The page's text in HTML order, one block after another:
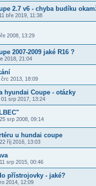
2.7 v6 - chyba budíku
11 bře 2019, 11:38
2008, 13:29
2007-2009 jaké R16 ?
2018, 21:04
črc 2013, 18:09
hyundai Coupe - otázky
01 srp 2017, 13:24
25 srp 2008, 09:14
u hundai coupe
22 říj 2016, 13:03
11 srp 2015, 00:46
přístrojovky - jaké?
2014, 12:09